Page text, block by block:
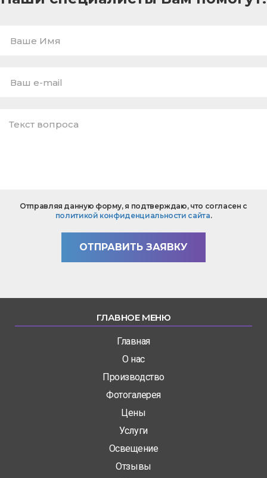
Имя
mail
вопроса
Отправляя данную форму, я подтверждаю, что согласен с
политикой конфиденциальности сайта.
ОТПРАВИТЬ ЗАЯВКУ
ГЛАВНОЕ МЕНЮ
Главная
О нас
Производство
Фотогалерея
Цены
Услуги
Освещение
Отзывы